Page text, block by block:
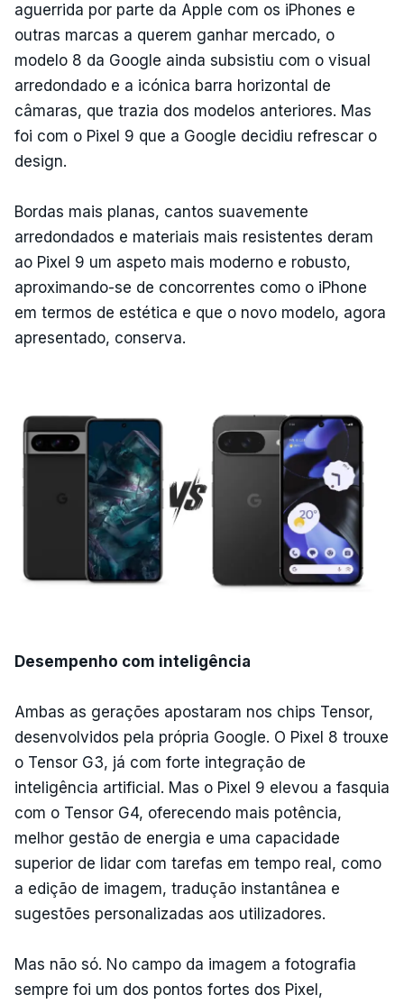
aguerrida por parte da Apple com os iPhones e
outras marcas a querem ganhar mercado, o
modelo 8 da Google ainda subsistiu com o visual
arredondado e a icónica barra horizontal de
câmaras, que trazia dos modelos anteriores. Mas
foi com o Pixel 9 que a Google decidiu refrescar o
design.
Bordas mais planas, cantos suavemente
arredondados e materiais mais resistentes deram
ao Pixel 9 um aspeto mais moderno e robusto,
aproximando-se de concorrentes como o iPhone
em termos de estética e que o novo modelo, agora
apresentado, conserva.
Desempenho com inteligência
Ambas as gerações apostaram nos chips Tensor,
desenvolvidos pela própria Google. O Pixel 8 trouxe
o Tensor G3, já com forte integração de
inteligência artificial. Mas o Pixel 9 elevou a fasquia
com o Tensor G4, oferecendo mais potência,
melhor gestão de energia e uma capacidade
superior de lidar com tarefas em tempo real, como
a edição de imagem, tradução instantânea e
sugestões personalizadas aos utilizadores.
Mas não só. No campo da imagem a fotografia
sempre foi um dos pontos fortes dos Pixel,